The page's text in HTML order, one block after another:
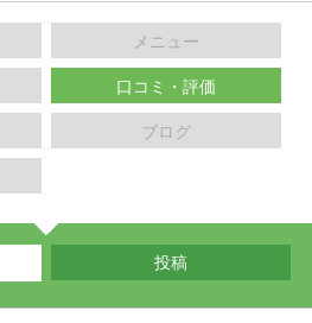
メニュー
口コミ・評価
ブログ
投稿